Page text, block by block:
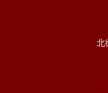
北